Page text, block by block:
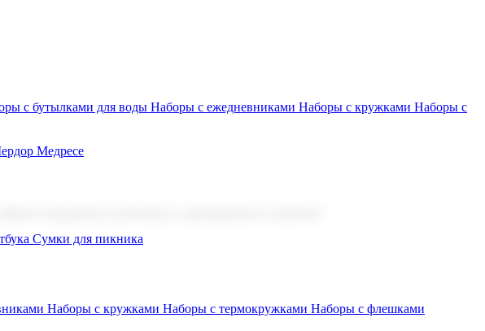
с бутылками для воды Наборы с ежедневниками Наборы с кружками Наборы с
Медресе
Сумки для пикника
продукцию для бизнеса, мероприятия и клиентов.
Наборы с кружками Наборы с термокружками Наборы с флешками